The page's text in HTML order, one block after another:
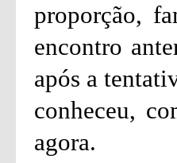
proporção,
encontro
após a
conheceu,
agora.